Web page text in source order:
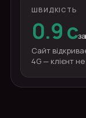
ШВИДКІСТЬ
0.9 с
Сайт
4G — клієнт